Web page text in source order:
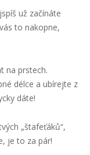
už začínáte
to nakopne,
na prstech.
délce a ubírejte z
dáte!
„štafeťáků“,
je to za pár!